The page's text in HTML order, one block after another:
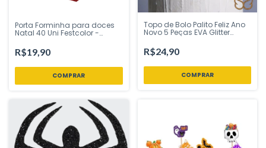
Porta Forminha para doces
Natal 40 Uni Festcolor -
R$19,90
Topo de Bolo Palito Feliz Ano
Novo 5 Peças EVA Glitter
Vivarte - Inspire sua Festa
Loja
R$24,90